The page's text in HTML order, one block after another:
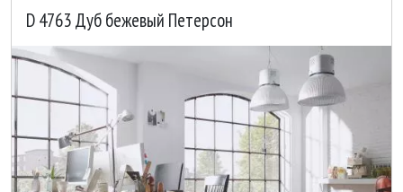
D 4763 Дуб бежевый Петерсон